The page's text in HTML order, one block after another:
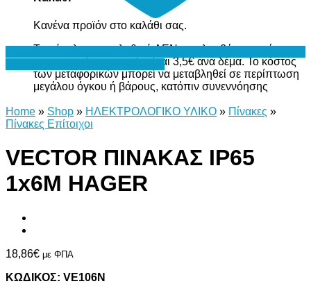
Κανένα προϊόν στο καλάθι σας.
Το σύνολο του καλαθιού ΔΕΝ περιλαμβάνει το κόστος
μεταφορικών, το οποίο είναι 3,5€ ανά δέμα. Το κόστος
των μεταφορικών μπορεί να μεταβληθεί σε περίπτωση
μεγάλου όγκου ή βάρους, κατόπιν συνεννόησης
Home » Shop » ΗΛΕΚΤΡΟΛΟΓΙΚΟ ΥΛΙΚΟ » Πίνακες »
Πίνακες Επίτοιχοι
VECTOR ΠΙΝΑΚΑΣ IP65
1x6M HAGER
18,86€ με ΦΠΑ
ΚΩΔΙΚΟΣ: VE106N